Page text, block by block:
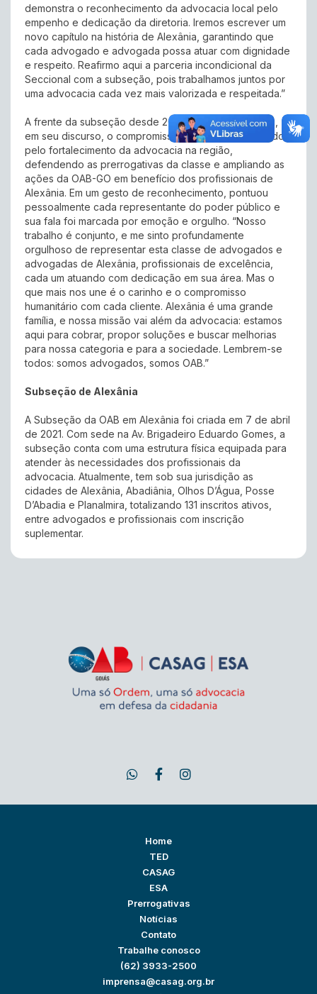
demonstra o reconhecimento da advocacia local pelo
empenho e dedicação da diretoria. Iremos escrever um
novo capítulo na história de Alexânia, garantindo que
cada advogado e advogada possa atuar com dignidade
e respeito. Reafirmo aqui a parceria incondicional da
Seccional com a subseção, pois trabalhamos juntos por
uma advocacia cada vez mais valorizada e respeitada.”
A frente da subseção desde 2021, Valdivino reforçou,
em seu discurso, o compromisso de seguir trabalhando
pelo fortalecimento da advocacia na região,
defendendo as prerrogativas da classe e ampliando as
ações da OAB-GO em benefício dos profissionais de
Alexânia. Em um gesto de reconhecimento, pontuou
pessoalmente cada representante do poder público e
sua fala foi marcada por emoção e orgulho. “Nosso
trabalho é conjunto, e me sinto profundamente
orgulhoso de representar esta classe de advogados e
advogadas de Alexânia, profissionais de excelência,
cada um atuando com dedicação em sua área. Mas o
que mais nos une é o carinho e o compromisso
humanitário com cada cliente. Alexânia é uma grande
família, e nossa missão vai além da advocacia: estamos
aqui para cobrar, propor soluções e buscar melhorias
para nossa categoria e para a sociedade. Lembrem-se
todos: somos advogados, somos OAB.”
Subseção de Alexânia
A Subseção da OAB em Alexânia foi criada em 7 de abril
de 2021. Com sede na Av. Brigadeiro Eduardo Gomes, a
subseção conta com uma estrutura física equipada para
atender às necessidades dos profissionais da
advocacia. Atualmente, tem sob sua jurisdição as
cidades de Alexânia, Abadiânia, Olhos D’Água, Posse
D’Abadia e Planalmira, totalizando 131 inscritos ativos,
entre advogados e profissionais com inscrição
suplementar.
Home
TED
CASAG
ESA
Prerrogativas
Notícias
Contato
Trabalhe conosco
(62) 3933-2500
imprensa@casag.org.br